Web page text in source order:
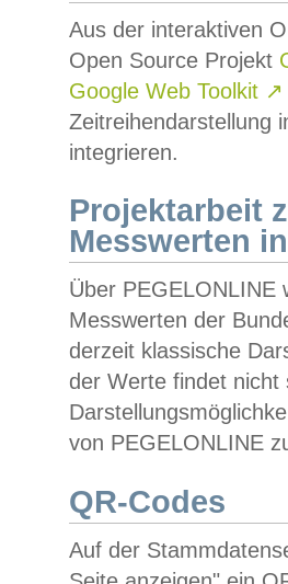
Aus der interaktiven
Open Source Projekt
Google Web Toolkit ↗
Zeitreihendarstellung
integrieren.
Projektarbeit
Messwerten
Über PEGELONLINE
Messwerten der
derzeit klassische
der Werte findet
von PEGELONLINE
QR-Codes
Auf der